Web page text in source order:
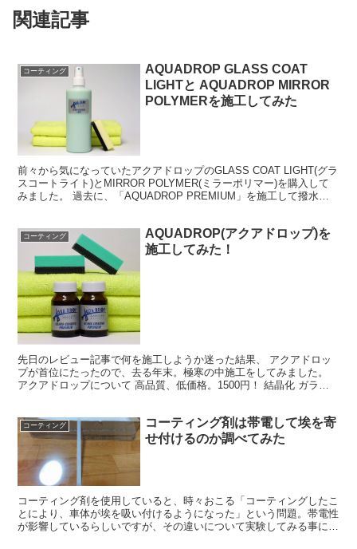
関連記事
コーティング
AQUADROP GLASS COAT
LIGHTと AQUADROP MIRROR
POLYMERを施工してみた
前々から気になっていたアクアドロップのGLASS COAT LIGHT(グラ
スコートライト)とMIRROR POLYMER(ミラーポリマー)を購入して
みました。 過去に、「AQUADROP PREMIUM」を施工して撥水効
コーティング
AQUADROP(アクアドロップ)を
施工してみた！
先日のレビュー記事で何を施工しようか迷った結果、 アクアドロッ
プが首位にたったので、去る年末。極寒の中施工をしてみました。
アクアドロップについて 高品質、低価格。1500円！ 結晶化 ガラス
コーティング
コーティング剤は帯電して埃を寄
せ付けるのか調べてみた
コーティング剤を使用していると、時々おこる「コーティングしたこ
とにより、車体が埃を吸い付けるようになった」という問題。帯電性
が影響しているらしいですが、その違いについて実験してみる事にし